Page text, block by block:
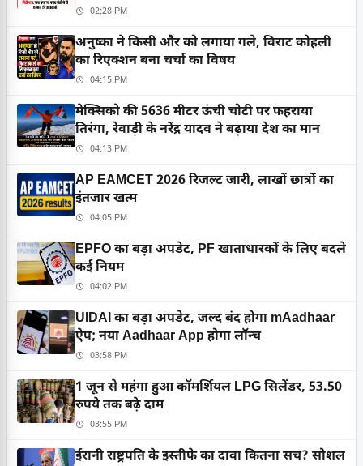
02:28 PM
अनुष्का ने किसी और को लगाया गले, विराट कोहली
का रिएक्शन बना चर्चा का विषय
04:15 PM
मेक्सिको की 5636 मीटर ऊंची चोटी पर फहराया
तिरंगा, रेवाड़ी के नरेंद्र यादव ने बढ़ाया देश का मान
04:13 PM
AP EAMCET 2026 रिजल्ट जारी, लाखों छात्रों का
इंतजार खत्म
04:05 PM
EPFO का बड़ा अपडेट, PF खाताधारकों के लिए बदले
कई नियम
04:02 PM
UIDAI का बड़ा अपडेट, जल्द बंद होगा mAadhaar
ऐप; नया Aadhaar App होगा लॉन्च
03:58 PM
1 जून से महंगा हुआ कॉमर्शियल LPG सिलेंडर, 53.50
रुपये तक बढ़े दाम
03:55 PM
ईरानी राष्ट्रपति के इस्तीफे का दावा कितना सच? सोशल